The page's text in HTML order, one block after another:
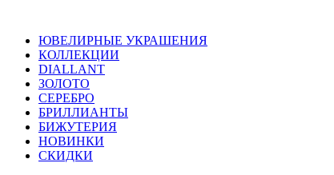
ЮВЕЛИРНЫЕ УКРАШЕНИЯ
КОЛЛЕКЦИИ
DIALLANT
ЗОЛОТО
СЕРЕБРО
БРИЛЛИАНТЫ
БИЖУТЕРИЯ
НОВИНКИ
СКИДКИ